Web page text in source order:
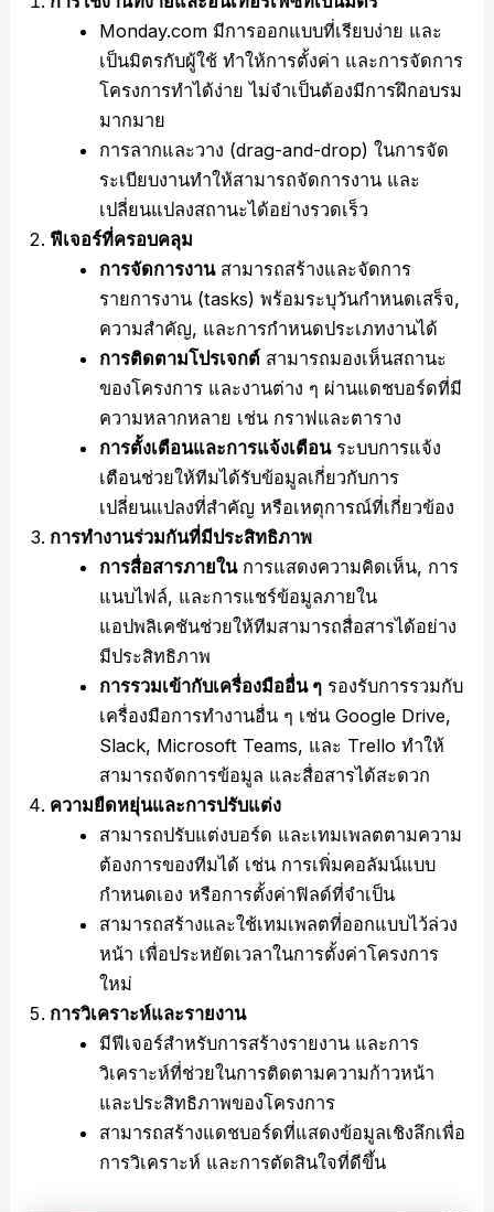
Monday.com มีการออกแบบที่เรียบง่าย และ
เป็นมิตรกับผู้ใช้ ทำให้การตั้งค่า และการจัดการ
โครงการทำได้ง่าย ไม่จำเป็นต้องมีการฝึกอบรม
มากมาย
การลากและวาง (drag-and-drop) ในการจัด
ระเบียบงานทำให้สามารถจัดการงาน และ
เปลี่ยนแปลงสถานะได้อย่างรวดเร็ว
ฟีเจอร์ที่ครอบคลุม
การจัดการงานสามารถสร้างและจัดการ
รายการงาน (tasks) พร้อมระบุวันกำหนดเสร็จ,
ความสำคัญ, และการกำหนดประเภทงานได้
การติดตามโปรเจกต์สามารถมองเห็นสถานะ
ของโครงการ และงานต่าง ๆ ผ่านแดชบอร์ดที่มี
ความหลากหลาย เช่น กราฟและตาราง
การตั้งเตือนและการแจ้งเตือนระบบการแจ้ง
เตือนช่วยให้ทีมได้รับข้อมูลเกี่ยวกับการ
เปลี่ยนแปลงที่สำคัญ หรือเหตุการณ์ที่เกี่ยวข้อง
การทำงานร่วมกันที่มีประสิทธิภาพ
การสื่อสารภายในการแสดงความคิดเห็น, การ
แนบไฟล์, และการแชร์ข้อมูลภายใน
แอปพลิเคชันช่วยให้ทีมสามารถสื่อสารได้อย่าง
มีประสิทธิภาพ
การรวมเข้ากับเครื่องมืออื่น ๆรองรับการรวมกับ
เครื่องมือการทำงานอื่น ๆ เช่น Google Drive,
Slack, Microsoft Teams, และ Trello ทำให้
สามารถจัดการข้อมูล และสื่อสารได้สะดวก
ความยืดหยุ่นและการปรับแต่ง
สามารถปรับแต่งบอร์ด และเทมเพลตตามความ
ต้องการของทีมได้ เช่น การเพิ่มคอลัมน์แบบ
กำหนดเอง หรือการตั้งค่าฟิลด์ที่จำเป็น
สามารถสร้างและใช้เทมเพลตที่ออกแบบไว้ล่วง
หน้า เพื่อประหยัดเวลาในการตั้งค่าโครงการ
ใหม่
การวิเคราะห์และรายงาน
มีฟีเจอร์สำหรับการสร้างรายงาน และการ
วิเคราะห์ที่ช่วยในการติดตามความก้าวหน้า
และประสิทธิภาพของโครงการ
สามารถสร้างแดชบอร์ดที่แสดงข้อมูลเชิงลึกเพื่อ
การวิเคราะห์ และการตัดสินใจที่ดีขึ้น